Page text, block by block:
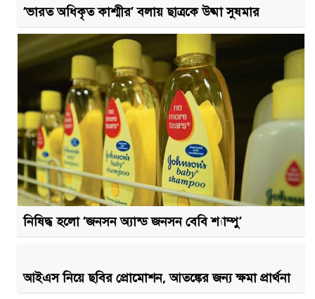
‘ভারত অধিকৃত কাশ্মীর’ বলায় ছাত্রকে উষ্মা সুষমার
নিষিদ্ধ হলো ‘জনসন অ্যান্ড জনসন বেবি শ্যাম্পু’
আইএস নিয়ে ছবির প্রোমোশন, আতঙ্কের জন্য ক্ষমা প্রার্থনা